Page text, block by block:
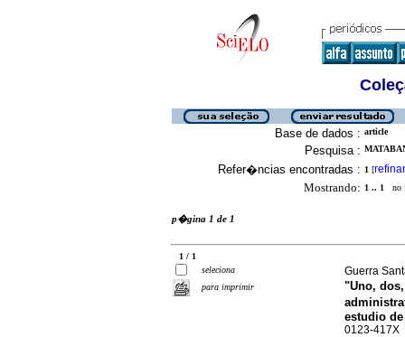
Base de dados : article
Pesquisa :
Refer�ncias encontradas : 1 [refinar
Mostrando: 1 .. 1 no
p�gina 1 de 1
1 / 1
seleciona
para imprimir
Guerra
"Uno,
estudio
0123-417X